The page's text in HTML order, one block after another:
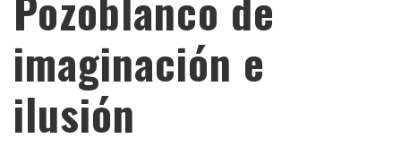
imaginación e
ilusión